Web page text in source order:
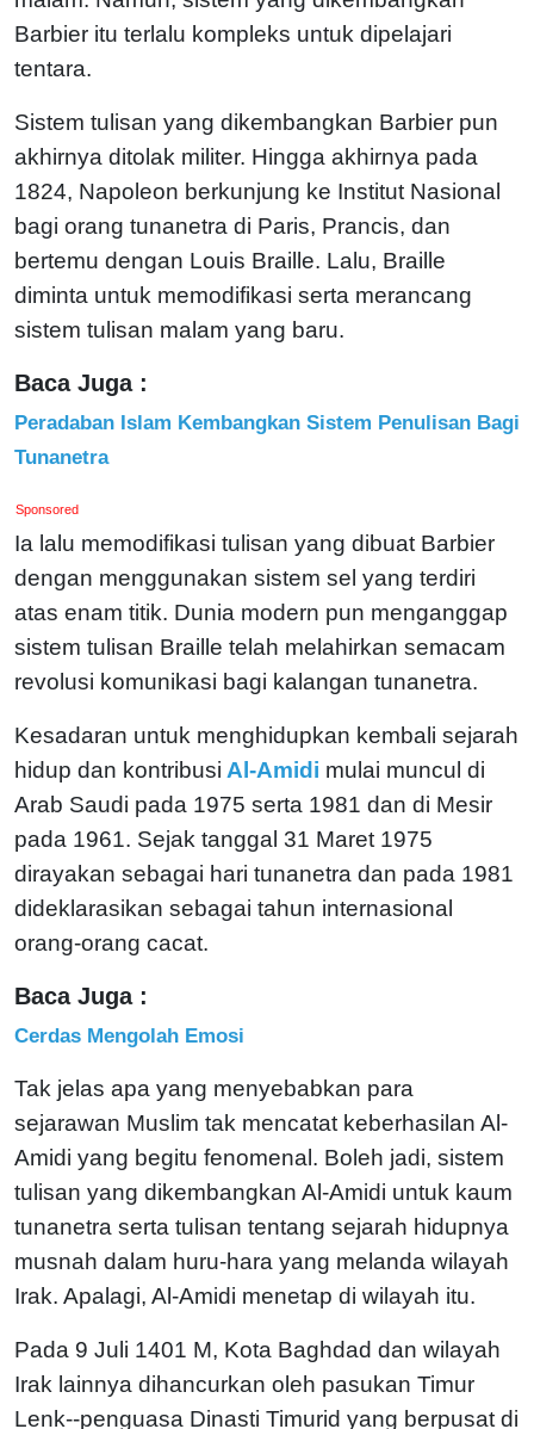
Barbier itu terlalu kompleks untuk dipelajari
tentara.
Sistem tulisan yang dikembangkan Barbier pun
akhirnya ditolak militer. Hingga akhirnya pada
1824, Napoleon berkunjung ke Institut Nasional
bagi orang tunanetra di Paris, Prancis, dan
bertemu dengan Louis Braille. Lalu, Braille
diminta untuk memodifikasi serta merancang
sistem tulisan malam yang baru.
Baca Juga :
Peradaban Islam Kembangkan Sistem Penulisan Bagi
Tunanetra
Sponsored
Ia lalu memodifikasi tulisan yang dibuat Barbier
dengan menggunakan sistem sel yang terdiri
atas enam titik. Dunia modern pun menganggap
sistem tulisan Braille telah melahirkan semacam
revolusi komunikasi bagi kalangan tunanetra.
Kesadaran untuk menghidupkan kembali sejarah
hidup dan kontribusi Al-Amidi mulai muncul di
Arab Saudi pada 1975 serta 1981 dan di Mesir
pada 1961. Sejak tanggal 31 Maret 1975
dirayakan sebagai hari tunanetra dan pada 1981
dideklarasikan sebagai tahun internasional
orang-orang cacat.
Baca Juga :
Cerdas Mengolah Emosi
Tak jelas apa yang menyebabkan para
sejarawan Muslim tak mencatat keberhasilan Al-
Amidi yang begitu fenomenal. Boleh jadi, sistem
tulisan yang dikembangkan Al-Amidi untuk kaum
tunanetra serta tulisan tentang sejarah hidupnya
musnah dalam huru-hara yang melanda wilayah
Irak. Apalagi, Al-Amidi menetap di wilayah itu.
Pada 9 Juli 1401 M, Kota Baghdad dan wilayah
Irak lainnya dihancurkan oleh pasukan Timur
Lenk--penguasa Dinasti Timurid yang berpusat di